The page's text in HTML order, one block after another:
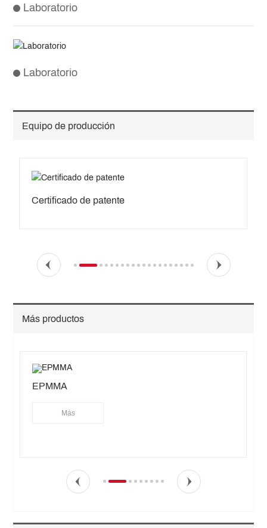
Laboratorio
Laboratorio
Equipo de producción
Certificado de patente
Más productos
EPMMA
Más